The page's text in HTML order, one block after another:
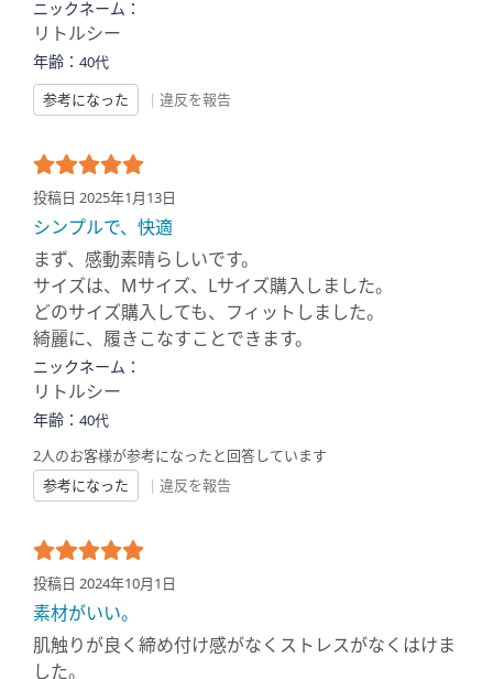
ニックネーム：
リトルシー
年齢： 40代
参考になった
| 違反を報告
投稿日 2025年1月13日
シンプルで、快適
まず、感動素晴らしいです。
サイズは、Mサイズ、Lサイズ購入しました。
どのサイズ購入しても、フィットしました。
綺麗に、履きこなすことできます。
ニックネーム：
リトルシー
年齢： 40代
2人のお客様が参考になったと回答しています
参考になった
| 違反を報告
投稿日 2024年10月1日
素材がいい。
肌触りが良く締め付け感がなくストレスがなくはけま
した。